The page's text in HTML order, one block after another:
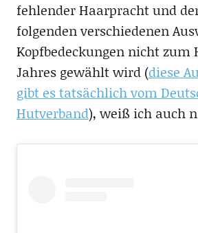
fehlender Haarpracht und
folgenden verschiedenen
Kopfbedeckungen nicht zum
Jahres gewählt wird (diese
gibt es tatsächlich vom
Hutverband), weiß ich auch